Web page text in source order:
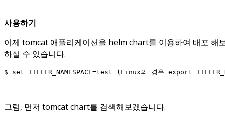
사용하기
이제 tomcat 애플리케이션을 helm chart를 이용하여 배포
하실 수 있습니다.
$ set TILLER_NAMESPACE=test (Linux의 경우 export
그럼, 먼저 tomcat chart를 검색해보겠습니다.